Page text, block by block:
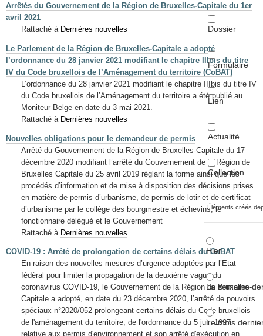
Dossier
Formulaire
Lien
Actualité
Collection
Éléments créés
Hier
La semaine
Le mois
Arrêtés du Gouvernement de la Région de Bruxelles-Capitale du 1er
avril 2021
Rattaché à Dernières nouvelles
Le Parlement de la Région de Bruxelles-Capitale a adopté
l’ordonnance du 28 janvier 2021 modifiant le chapitre IIIbis du titre
IV du Code bruxellois de l’Aménagement du territoire (CoBAT)
L’ordonnance du 28 janvier 2021 modifiant le chapitre IIIbis du titre IV
du Code bruxellois de l’Aménagement du territoire a été publié au
Moniteur Belge en date du 3 mai 2021.
Rattaché à Dernières nouvelles
Nouvelles obligations pour le demandeur de permis
Arrêté du Gouvernement de la Région de Bruxelles-Capitale du 17
décembre 2020 modifiant l’arrêté du Gouvernement de la Région de
Bruxelles Capitale du 25 avril 2019 réglant la forme ainsi que les
procédés d’information et de mise à disposition des décisions prises
en matière de permis d’urbanisme, de permis de lotir et de certificat
d’urbanisme par le collège des bourgmestre et échevins, le
fonctionnaire délégué et le Gouvernement
Rattaché à Dernières nouvelles
COVID-19 : Arrêté de prolongation de certains délais du CoBAT
En raison des nouvelles mesures d’urgence adoptées par l’Etat
fédéral pour limiter la propagation de la deuxième vague du
coronavirus COVID-19, le Gouvernement de la Région de Bruxelles-
Capitale a adopté, en date du 23 décembre 2020, l’arrêté de pouvoirs
spéciaux n°2020/052 prolongeant certains délais du Code bruxellois
de l'aménagement du territoire, de l'ordonnance du 5 juin 1997
relative aux permis d'environnement et son arrêté d'exécution en